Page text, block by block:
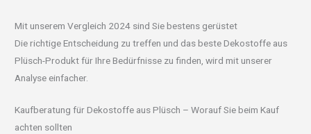
Mit unserem Vergleich 2024 sind Sie bestens gerüstet
Die richtige Entscheidung zu treffen und das beste Dekostoffe aus
Plüsch-Produkt für Ihre Bedürfnisse zu finden, wird mit unserer
Analyse einfacher.
Kaufberatung für Dekostoffe aus Plüsch – Worauf Sie beim Kauf
achten sollten